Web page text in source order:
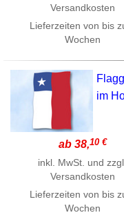
Versandkosten
Lieferzeiten von bis
Wochen
im
ab 38,10 €
inkl. MwSt. und zzgl.
Versandkosten
Lieferzeiten von bis
Wochen